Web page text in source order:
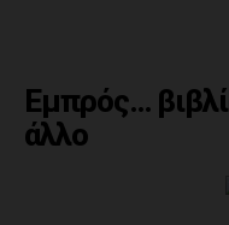
Εμπρός…
άλλο